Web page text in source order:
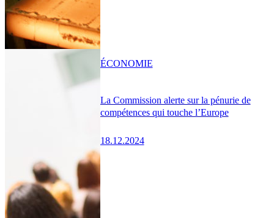
La Commission alerte sur la pénurie de
compétences qui touche l’Europe
18.12.2024
ÉCONOMIE